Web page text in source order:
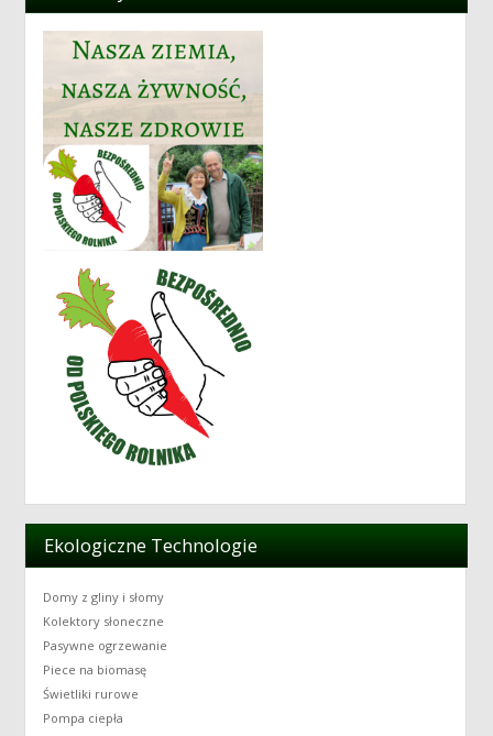
Ekologiczne Technologie
Domy z gliny i słomy
Kolektory słoneczne
Pasywne ogrzewanie
Piece na biomasę
Świetliki rurowe
Pompa ciepła